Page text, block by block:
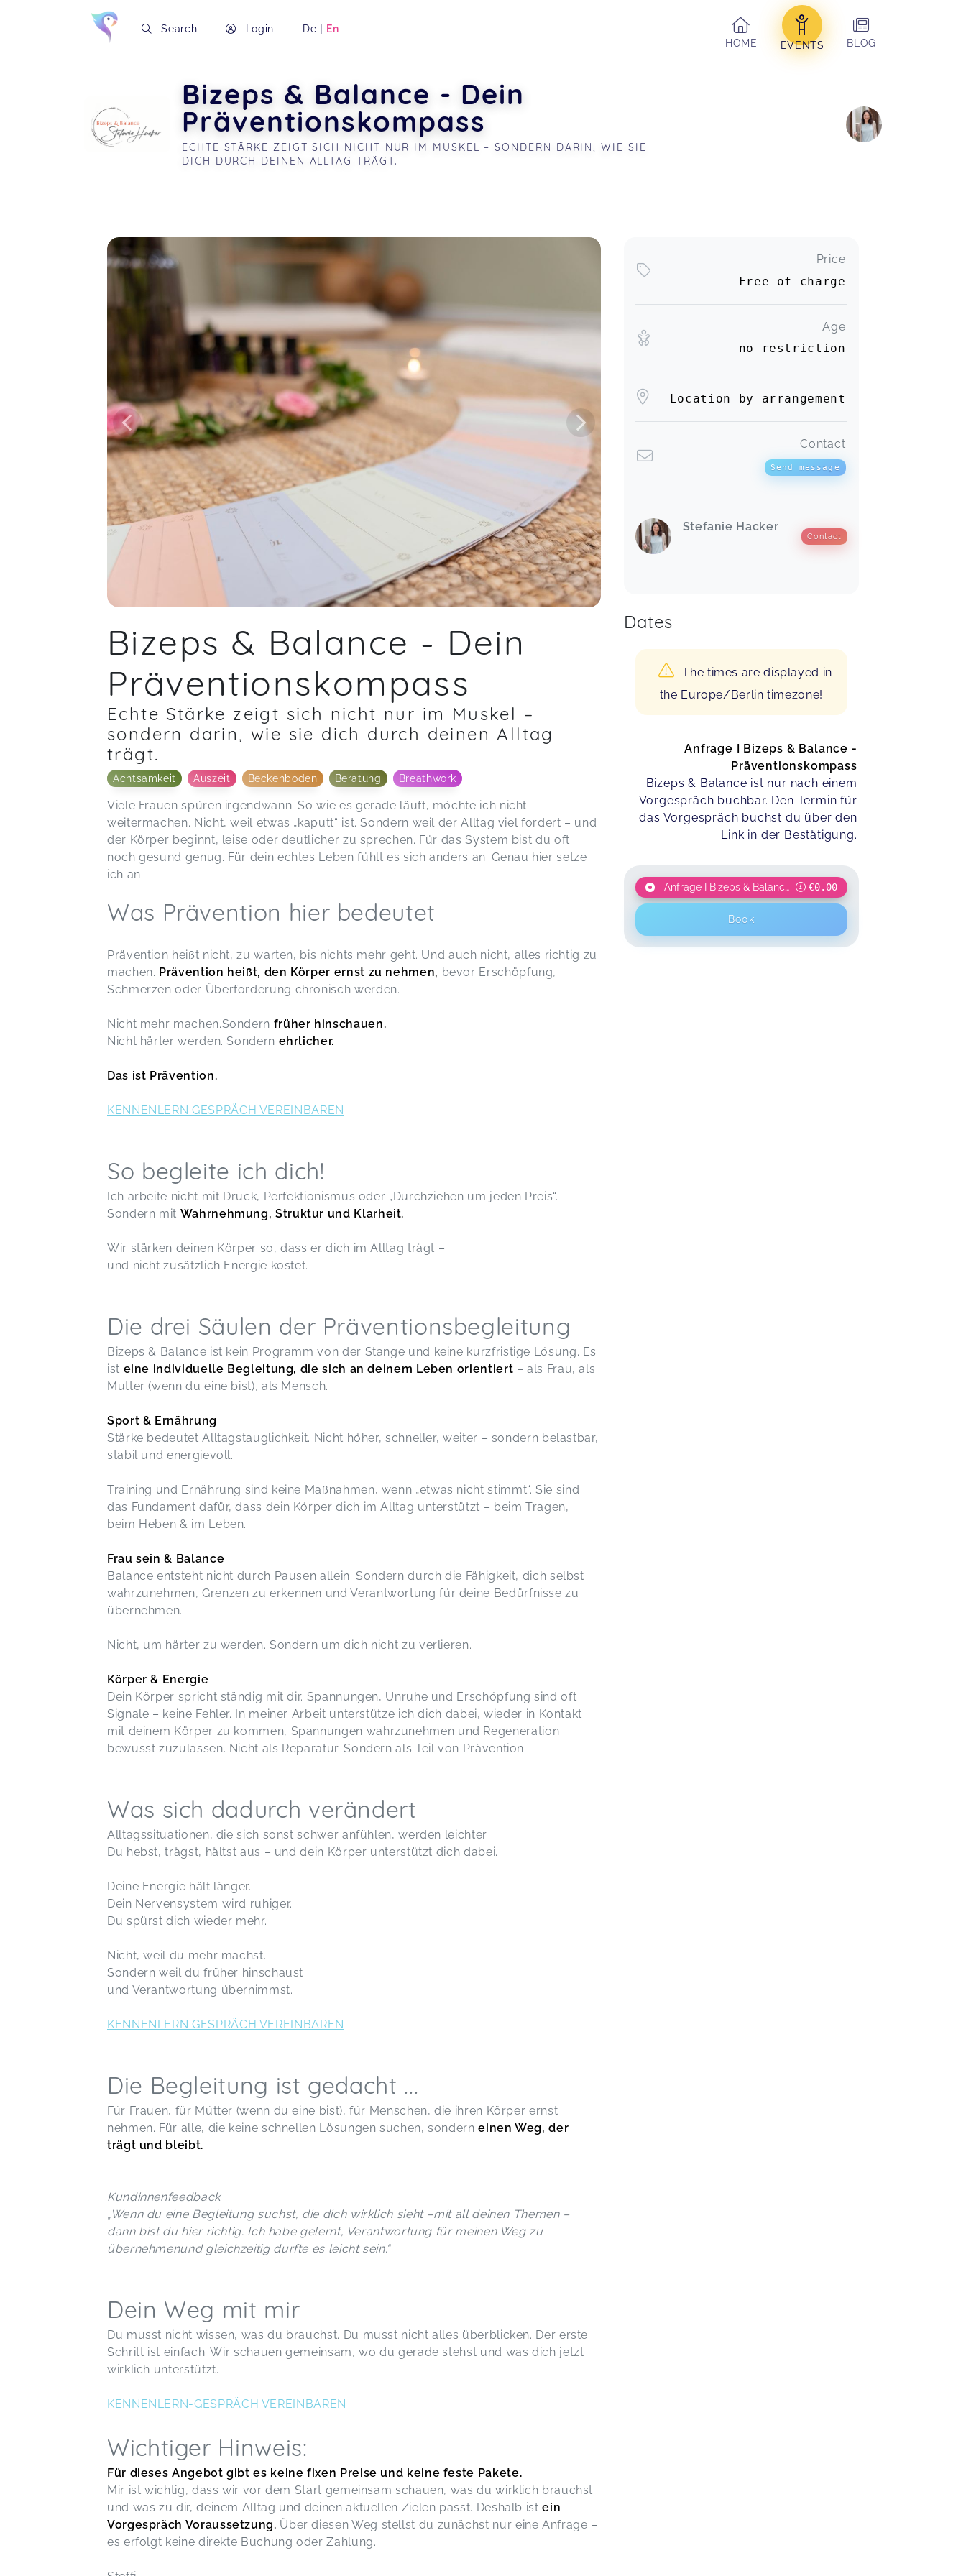
Search Login De | En
HOME
EVENTS BLOG
Bizeps & Balance - Dein
Präventionskompass
ECHTE STÄRKE ZEIGT SICH NICHT NUR IM MUSKEL – SONDERN DARIN, WIE SIE
DICH DURCH DEINEN ALLTAG TRÄGT.
Bizeps & Balance - Dein
Präventionskompass
Echte Stärke zeigt sich nicht nur im Muskel –
sondern darin, wie sie dich durch deinen Alltag
trägt.
Achtsamkeit Auszeit Beckenboden Beratung Breathwork
Viele Frauen spüren irgendwann: So wie es gerade läuft, möchte ich nicht
weitermachen. Nicht, weil etwas „kaputt“ ist. Sondern weil der Alltag viel fordert – und
der Körper beginnt, leise oder deutlicher zu sprechen. Für das System bist du oft
noch gesund genug. Für dein echtes Leben fühlt es sich anders an. Genau hier setze
ich an.
Was Prävention hier bedeutet
Prävention heißt nicht, zu warten, bis nichts mehr geht. Und auch nicht, alles richtig zu
machen. Prävention heißt, den Körper ernst zu nehmen, bevor Erschöpfung,
Schmerzen oder Überforderung chronisch werden.
Nicht mehr machen.Sondern früher hinschauen.
Nicht härter werden. Sondern ehrlicher.
Das ist Prävention.
KENNENLERN GESPRÄCH VEREINBAREN
So begleite ich dich!
Ich arbeite nicht mit Druck, Perfektionismus oder „Durchziehen um jeden Preis“.
Sondern mit Wahrnehmung, Struktur und Klarheit.
Wir stärken deinen Körper so, dass er dich im Alltag trägt –
und nicht zusätzlich Energie kostet.
Die drei Säulen der Präventionsbegleitung
Bizeps & Balance ist kein Programm von der Stange und keine kurzfristige Lösung. Es
ist eine individuelle Begleitung, die sich an deinem Leben orientiert – als Frau, als
Mutter (wenn du eine bist), als Mensch.
Sport & Ernährung
Stärke bedeutet Alltagstauglichkeit. Nicht höher, schneller, weiter – sondern belastbar,
stabil und energievoll.
Training und Ernährung sind keine Maßnahmen, wenn „etwas nicht stimmt“. Sie sind
das Fundament dafür, dass dein Körper dich im Alltag unterstützt – beim Tragen,
beim Heben & im Leben.
Frau sein & Balance
Balance entsteht nicht durch Pausen allein. Sondern durch die Fähigkeit, dich selbst
wahrzunehmen, Grenzen zu erkennen und Verantwortung für deine Bedürfnisse zu
übernehmen.
Nicht, um härter zu werden. Sondern um dich nicht zu verlieren.
Körper & Energie
Dein Körper spricht ständig mit dir. Spannungen, Unruhe und Erschöpfung sind oft
Signale – keine Fehler. In meiner Arbeit unterstütze ich dich dabei, wieder in Kontakt
mit deinem Körper zu kommen, Spannungen wahrzunehmen und Regeneration
bewusst zuzulassen. Nicht als Reparatur. Sondern als Teil von Prävention.
Was sich dadurch verändert
Alltagssituationen, die sich sonst schwer anfühlen, werden leichter.
Du hebst, trägst, hältst aus – und dein Körper unterstützt dich dabei.
Deine Energie hält länger.
Dein Nervensystem wird ruhiger.
Du spürst dich wieder mehr.
Nicht, weil du mehr machst.
Sondern weil du früher hinschaust
und Verantwortung übernimmst.
KENNENLERN GESPRÄCH VEREINBAREN
Die Begleitung ist gedacht ...
Für Frauen, für Mütter (wenn du eine bist), für Menschen, die ihren Körper ernst
nehmen. Für alle, die keine schnellen Lösungen suchen, sonderneinen Weg, der
trägt und bleibt.
Kundinnenfeedback
„Wenn du eine Begleitung suchst, die dich wirklich sieht –mit all deinen Themen –
dann bist du hier richtig. Ich habe gelernt, Verantwortung für meinen Weg zu
übernehmenund gleichzeitig durfte es leicht sein.“
Dein Weg mit mir
Du musst nicht wissen, was du brauchst. Du musst nicht alles überblicken. Der erste
Schritt ist einfach: Wir schauen gemeinsam, wo du gerade stehst und was dich jetzt
wirklich unterstützt.
KENNENLERN-GESPRÄCH VEREINBAREN
Wichtiger Hinweis:
Für dieses Angebot gibt es keine fixen Preise und keine feste Pakete.
Mir ist wichtig, dass wir vor dem Start gemeinsam schauen, was du wirklich brauchst
und was zu dir, deinem Alltag und deinen aktuellen Zielen passt. Deshalb istein
Vorgespräch Voraussetzung. Über diesen Weg stellst du zunächst nur eine Anfrage –
es erfolgt keine direkte Buchung oder Zahlung.
Price
Free of charge
Age
no restriction
Location by arrangement
Contact
Send message
Stefanie Hacker
Contact
Dates
The times are displayed in
the Europe/Berlin timezone!
Anfrage I Bizeps & Balance -
Präventionskompass
Bizeps & Balance ist nur nach einem
Vorgespräch buchbar. Den Termin für
das Vorgespräch buchst du über den
Link in der Bestätigung.
Anfrage I Bizeps & Balance - Präventionskompass
€0.00
Book